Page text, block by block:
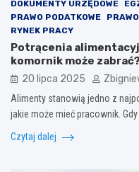
DOKUMENTY URZĘDOWE
PRAWO PODATKOWE
RYNEK PRACY
Potrącenia
komornik może
20 lipca 2025
Alimenty stanowią jedno z
jakie może mieć pracownik.
Czytaj dalej